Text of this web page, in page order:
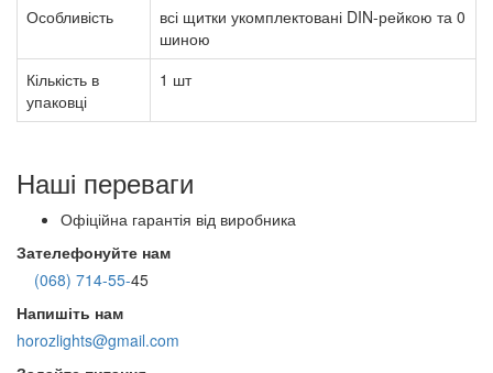
Особливість
всі щитки укомплектовані DIN-рейкою та 0
шиною
Кількість в
упаковці
1 шт
Наші переваги
Офіційна гарантія від виробника
Зателефонуйте нам
(068) 714-55-45
Напишіть нам
horozlights@gmail.com